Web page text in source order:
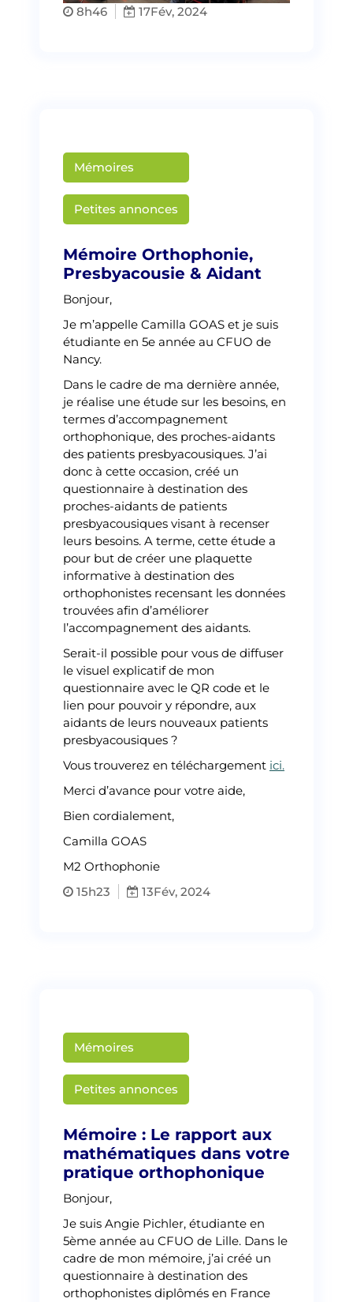
8h46 17Fév, 2024
Mémoires
Petites annonces
Mémoire Orthophonie,
Presbyacousie & Aidant
Bonjour,
Je m’appelle Camilla GOAS et je suis
étudiante en 5e année au CFUO de
Nancy.
Dans le cadre de ma dernière année,
je réalise une étude sur les besoins, en
termes d’accompagnement
orthophonique, des proches-aidants
des patients presbyacousiques. J’ai
donc à cette occasion, créé un
questionnaire à destination des
proches-aidants de patients
presbyacousiques visant à recenser
leurs besoins. A terme, cette étude a
pour but de créer une plaquette
informative à destination des
orthophonistes recensant les données
trouvées afin d’améliorer
l’accompagnement des aidants.
Serait-il possible pour vous de diffuser
le visuel explicatif de mon
questionnaire avec le QR code et le
lien pour pouvoir y répondre, aux
aidants de leurs nouveaux patients
presbyacousiques ?
Vous trouverez en téléchargement ici.
Merci d’avance pour votre aide,
Bien cordialement,
Camilla GOAS
M2 Orthophonie
15h23
13Fév, 2024
Mémoires
Petites annonces
Mémoire : Le rapport aux
mathématiques dans votre
pratique orthophonique
Bonjour,
Je suis Angie Pichler, étudiante en
5ème année au CFUO de Lille. Dans le
cadre de mon mémoire, j’ai créé un
questionnaire à destination des
orthophonistes diplômés en France